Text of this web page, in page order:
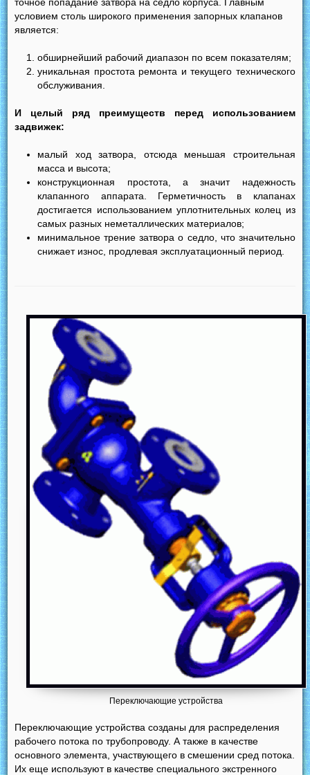
условием столь широкого применения запорных клапанов
является:
обширнейший рабочий диапазон по всем показателям;
уникальная простота ремонта и текущего технического
обслуживания.
И целый ряд преимуществ перед использованием
задвижек:
малый ход затвора, отсюда меньшая строительная
масса и высота;
конструкционная простота, а значит надежность
клапанного аппарата. Герметичность в клапанах
достигается использованием уплотнительных колец из
самых разных неметаллических материалов;
минимальное трение затвора о седло, что значительно
снижает износ, продлевая эксплуатационный период.
Переключающие устройства
Переключающие устройства созданы для распределения
рабочего потока по трубопроводу. А также в качестве
основного элемента, участвующего в смешении сред потока.
Их еще используют в качестве специального экстренного